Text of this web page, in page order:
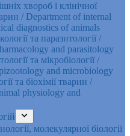
хвороб і клінічної
/ Department of internal
diagnostics of animals
та паразитології /
and parasitology
та мікробіології /
and microbiology
та біохімії тварин /
physiology and
молекулярної біології